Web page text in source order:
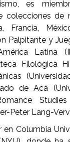
es
colecciones de
Francia,
Palpitante y
Latina
Filológica
de Acá
Peter Lang-
en Columbia